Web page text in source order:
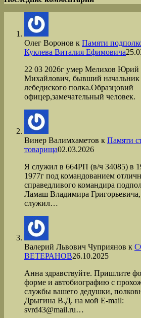
Олег Воронов к Памяти
Куклева Виталия Ефимовича
22 03 2026г умер Мелихов Юрий
Михайлович, бывший начальник
лебедиского полка.Образцовий
офицер,замечательный человек.
Винер Валимхаметов к Памяти
товарища02.03.2026
Я служил в 664РП (в/ч 34085) в
1977г под командованием
справедливого командира
Ламаш Владимира
служил…
Валерий Львович Чуприянов к
ВЕТЕРАНОВ26.10.2025
Анна здравствуйте. Пришлите
форме и автобиографию с
службы вашего дедушки,
Дрыгина В.Д. на мой Е-mail:
svrd43@mail.ru…